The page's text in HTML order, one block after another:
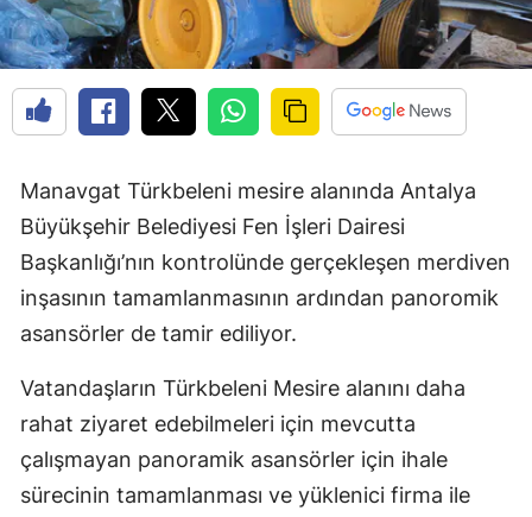
Manavgat Türkbeleni mesire alanında Antalya
Büyükşehir Belediyesi Fen İşleri Dairesi
Başkanlığı’nın kontrolünde gerçekleşen merdiven
inşasının tamamlanmasının ardından panoromik
asansörler de tamir ediliyor.
Vatandaşların Türkbeleni Mesire alanını daha
rahat ziyaret edebilmeleri için mevcutta
çalışmayan panoramik asansörler için ihale
sürecinin tamamlanması ve yüklenici firma ile